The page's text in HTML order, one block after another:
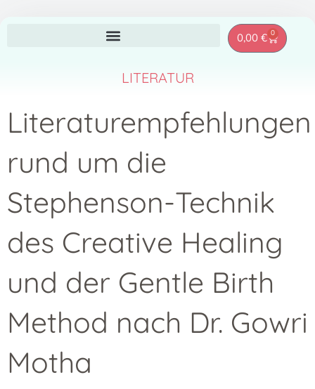
0,00 € 0
LITERATUR
Literaturempfehlungen
rund um die
Stephenson-Technik
des Creative Healing
und der Gentle Birth
Method nach Dr. Gowri
Motha